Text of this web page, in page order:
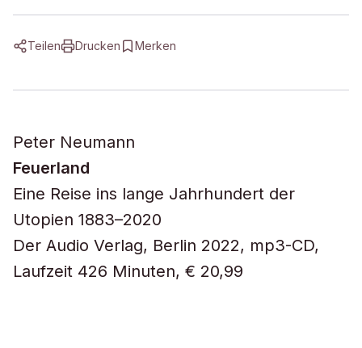
Teilen Drucken Merken
Peter Neumann
Feuerland
Eine Reise ins lange Jahrhundert der
Utopien 1883–2020
Der Audio Verlag, Berlin 2022, mp3-CD,
Laufzeit 426 Minuten, € 20,99